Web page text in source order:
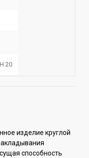
20
изделие круглой
способность